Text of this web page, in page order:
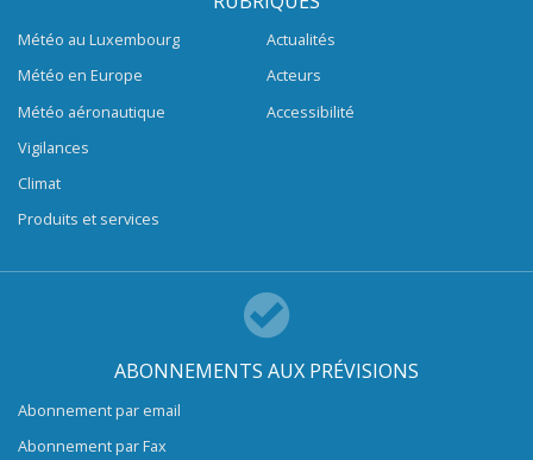
Météo au Luxembourg
Météo en Europe
Météo aéronautique
Vigilances
Climat
Produits et services
Actualités
Acteurs
Accessibilité
ABONNEMENTS AUX PRÉVISIONS
Abonnement par email
Abonnement par Fax